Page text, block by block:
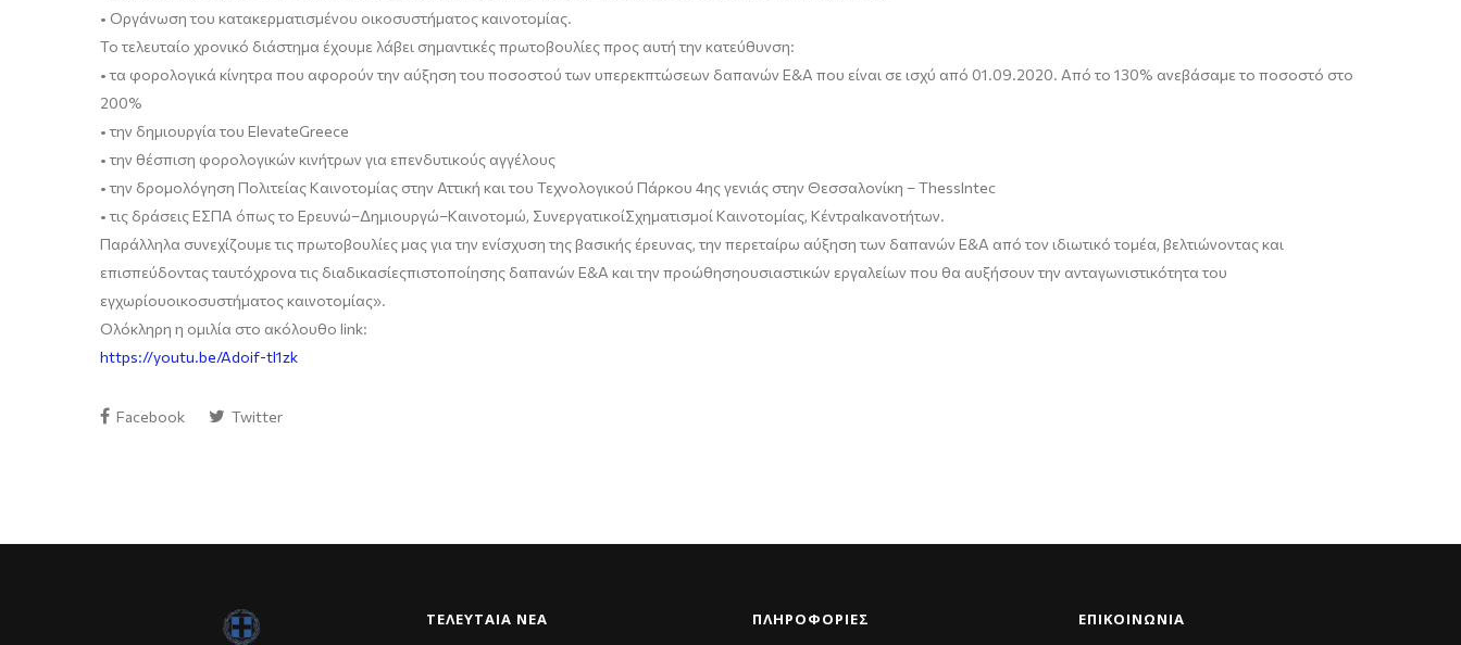
• Οργάνωση του κατακερματισμένου οικοσυστήματος καινοτομίας.
Το τελευταίο χρονικό διάστημα έχουμε λάβει σημαντικές πρωτοβουλίες προς αυτή την κατεύθυνση:
• τα φορολογικά κίνητρα που αφορούν την αύξηση του ποσοστού των υπερεκπτώσεων δαπανών Ε&Α που είναι σε ισχύ από 01.09.2020. Από το 130% ανεβάσαμε το ποσοστό στο
200%
• την δημιουργία του ElevateGreece
• την θέσπιση φορολογικών κινήτρων για επενδυτικούς αγγέλους
• την δρομολόγηση Πολιτείας Καινοτομίας στην Αττική και του Τεχνολογικού Πάρκου 4ης γενιάς στην Θεσσαλονίκη –ThessIntec
• τις δράσειςΕΣΠΑ όπωςτο Ερευνώ–Δημιουργώ–Καινοτομώ, ΣυνεργατικοίΣχηματισμοί Καινοτομίας, ΚέντραΙκανοτήτων.
Παράλληλα συνεχίζουμε τιςπρωτοβουλίεςμας για την ενίσχυση τηςβασικής έρευνας, την περεταίρω αύξηση των δαπανών Ε&Α από τον ιδιωτικό τομέα, βελτιώνονταςκαι
επισπεύδονταςταυτόχρονα τις διαδικασίεςπιστοποίησης δαπανών Ε&Α και την προώθησηουσιαστικών εργαλείων που θα αυξήσουν την ανταγωνιστικότητα του
εγχωρίουοικοσυστήματοςκαινοτομίας».
Ολόκληρη η ομιλία στο ακόλουθο link:
https://youtu.be/Adoif-tl1zk
Facebook Twitter
ΤΕΛΕΥΤΑΊΑ ΝΈΑ ΠΛΗΡΟΦΟΡΙΕΣ ΕΠΙΚΟΙΝΩΝΊΑ